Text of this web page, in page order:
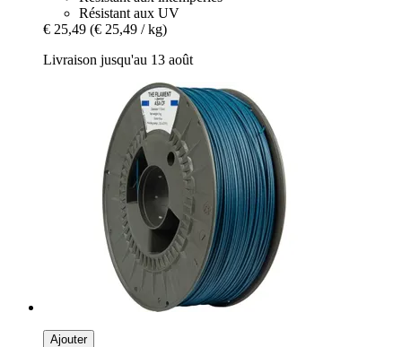
Résistant aux UV
€ 25,49 (€ 25,49 / kg)
Livraison jusqu'au 13 août
Ajouter